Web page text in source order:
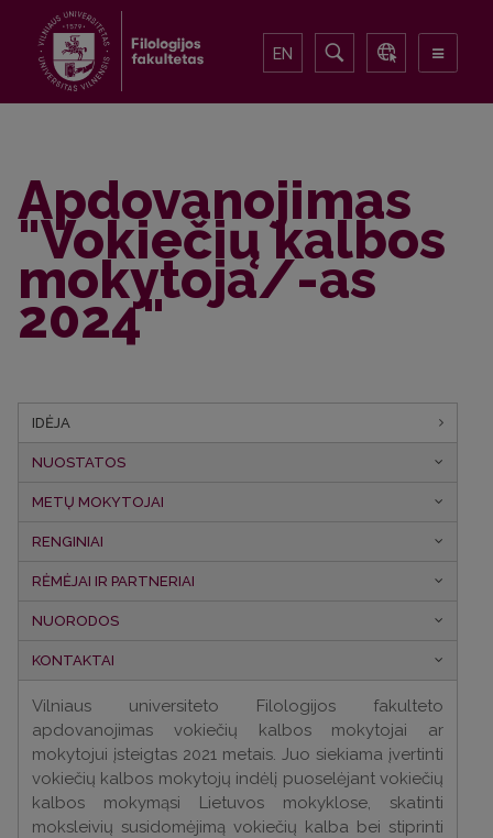
EN
Apdovanojimas
"Vokiečių kalbos
mokytoja/-as
2024"
IDĖJA
NUOSTATOS
METŲ MOKYTOJAI
RENGINIAI
RĖMĖJAI IR PARTNERIAI
NUORODOS
KONTAKTAI
Vilniaus universiteto Filologijos fakulteto
apdovanojimas vokiečių kalbos mokytojai ar
mokytojui įsteigtas 2021 metais. Juo siekiama įvertinti
vokiečių kalbos mokytojų indėlį puoselėjant vokiečių
kalbos mokymąsi Lietuvos mokyklose, skatinti
moksleivių susidomėjimą vokiečių kalba bei stiprinti